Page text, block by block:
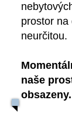
prostor na
neurčitou.
naše
obsazeny.